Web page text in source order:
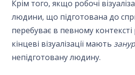
Крім того, якщо робочі
людини, що підготована до
перебуває в певному
кінцеві візуалізації мають
непідготовану людину.